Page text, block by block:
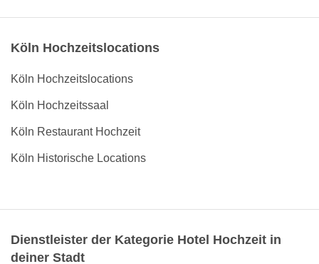
Köln Hochzeitslocations
Köln Hochzeitslocations
Köln Hochzeitssaal
Köln Restaurant Hochzeit
Köln Historische Locations
Dienstleister der Kategorie Hotel Hochzeit in
deiner Stadt